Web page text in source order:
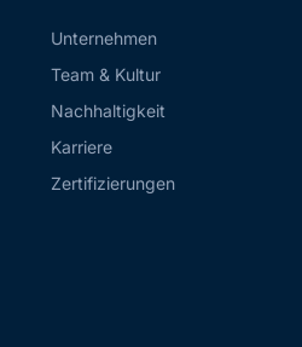
Unternehmen
Team & Kultur
Nachhaltigkeit
Karriere
Zertifizierungen